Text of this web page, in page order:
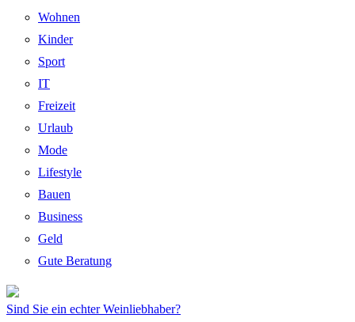
Wohnen
Kinder
Sport
IT
Freizeit
Urlaub
Mode
Lifestyle
Bauen
Business
Geld
Gute Beratung
Sind Sie ein echter Weinliebhaber?